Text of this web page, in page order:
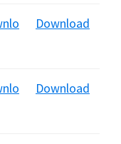
Download
Download